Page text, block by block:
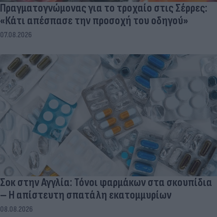
Πραγματογνώμονας για το τροχαίο στις Σέρρες:
«Κάτι απέσπασε την προσοχή του οδηγού»
07.08.2026
Σοκ στην Αγγλία: Τόνοι φαρμάκων στα σκουπίδια
– Η απίστευτη σπατάλη εκατομμυρίων
08.08.2026